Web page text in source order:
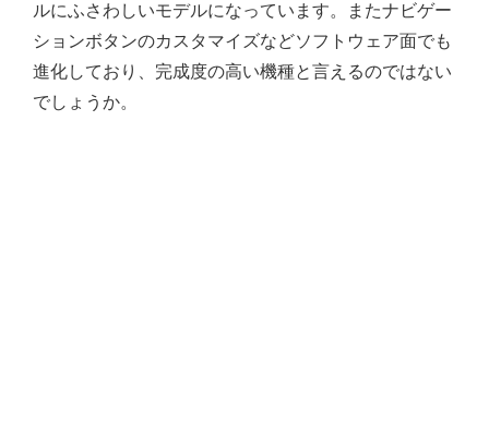
ルにふさわしいモデルになっています。またナビゲー
ションボタンのカスタマイズなどソフトウェア面でも
進化しており、完成度の高い機種と言えるのではない
でしょうか。